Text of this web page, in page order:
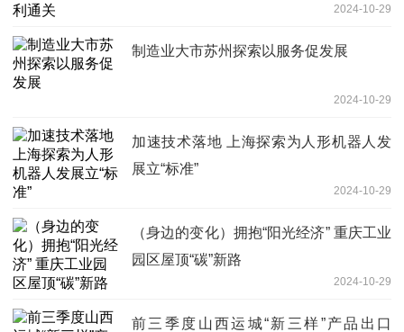
2024-10-29
制造业大市苏州探索以服务促发展
2024-10-29
加速技术落地 上海探索为人形机器人发
展立“标准”
2024-10-29
（身边的变化）拥抱“阳光经济” 重庆工业
园区屋顶“碳”新路
2024-10-29
前三季度山西运城“新三样”产品出口